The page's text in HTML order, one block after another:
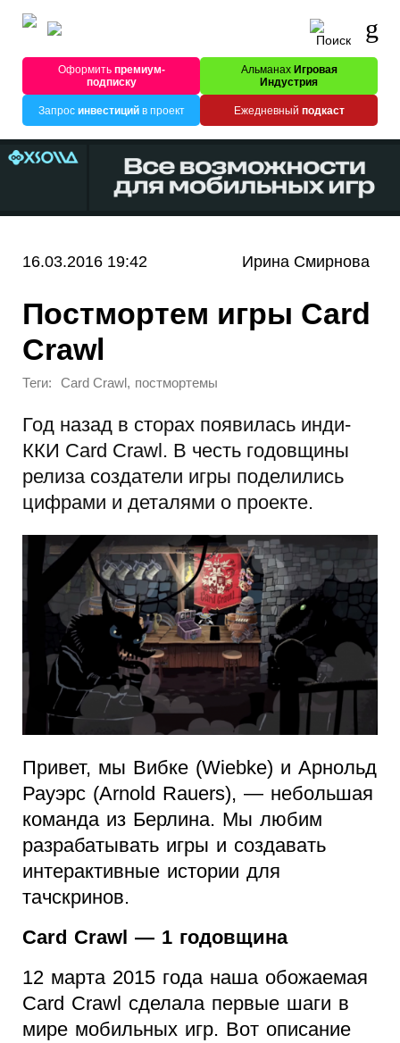
Оформитьпремиум-
подписку
Альманах Игровая
Индустрия
Запрос инвестицийв проект Ежедневный подкаст
16.03.2016 19:42 Ирина Смирнова
Постмортем игры Card
Crawl
Теги: Card Crawl , постмортемы
Год назад в сторах появилась инди-
ККИ Card Crawl. В честь годовщины
релиза создатели игры поделились
цифрами и деталями о проекте.
Привет, мы Вибке (Wiebke) и Арнольд
Рауэрс (Arnold Rauers), — небольшая
команда из Берлина. Мы любим
разрабатывать игры и создавать
интерактивные истории для
тачскринов.
Card Crawl — 1 годовщина
12 марта 2015 года наша обожаемая
Card Crawl сделала первые шаги в
мире мобильных игр. Вот описание